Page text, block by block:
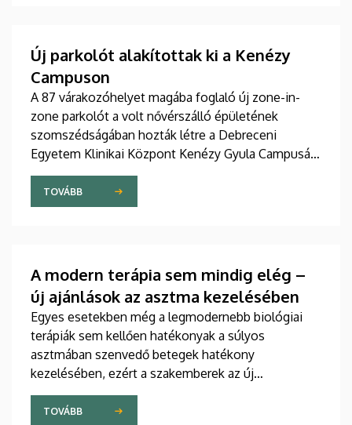
Új parkolót alakítottak ki a Kenézy
Campuson
A 87 várakozóhelyet magába foglaló új zone-in-
zone parkolót a volt nővérszálló épületének
szomszédságában hozták létre a Debreceni
Egyetem Klinikai Központ Kenézy Gyula Campusán.
Az új területet várhatóan augusztusban nyitják meg
a járművek előtt.
TOVÁBB
A modern terápia sem mindig elég –
új ajánlások az asztma kezelésében
Egyes esetekben még a legmodernebb biológiai
terápiák sem kellően hatékonyak a súlyos
asztmában szenvedő betegek hatékony
kezelésében, ezért a szakemberek az új
gyógyszerek kifejlesztésére irányuló kutatások
felgyorsítását sürgetik. A témában a közelmúltban
TOVÁBB